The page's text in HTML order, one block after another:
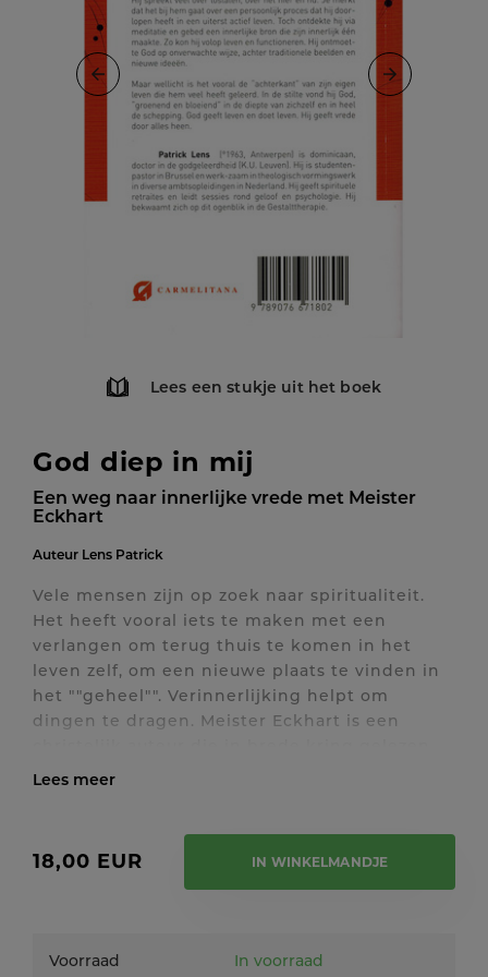
Lees een stukje uit het boek
God diep in mij
Een weg naar innerlijke vrede met Meister
Eckhart
Auteur Lens Patrick
Vele mensen zijn op zoek naar spiritualiteit.
Het heeft vooral iets te maken met een
verlangen om terug thuis te komen in het
leven zelf, om een nieuwe plaats te vinden in
het ""geheel"". Verinnerlijking helpt om
dingen te dragen. Meister Eckhart is een
wordt. Hij spreekt veel over loslaten, over het
via meditatie en gebed een innerlijke bron die
zijn innerlijk één maakte. Zo kon hij volop
beelden en nieuwe ideeën.
18,00 EUR IN WINKELMANDJE
Voorraad In voorraad